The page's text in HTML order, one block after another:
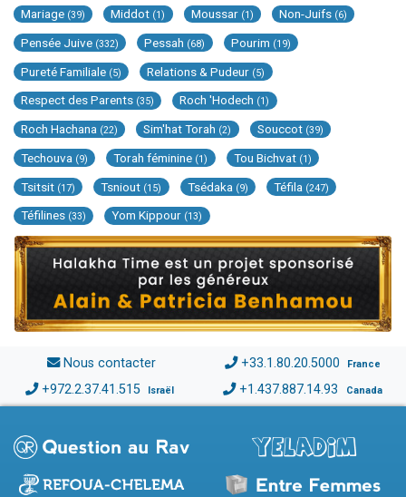
Mariage (39) Middot (1) Moussar (1) Non-Juifs (6)
Pensée Juive (332) Pessah (68) Pourim (19)
Pureté Familiale (5) Relations & Pudeur (5)
Respect des Parents (35) Roch 'Hodech (1)
Roch Hachana (22) Sim'hat Torah (2) Souccot (39)
Techouva (9) Torah féminine (1) Tou Bichvat (1)
Tsitsit (17) Tsniout (15) Tsédaka (9) Téfila (247)
Téfilines (33) Yom Kippour (13)
Nous contacter +33.1.80.20.5000 France
+972.2.37.41.515 Israël +1.437.887.14.93 Canada